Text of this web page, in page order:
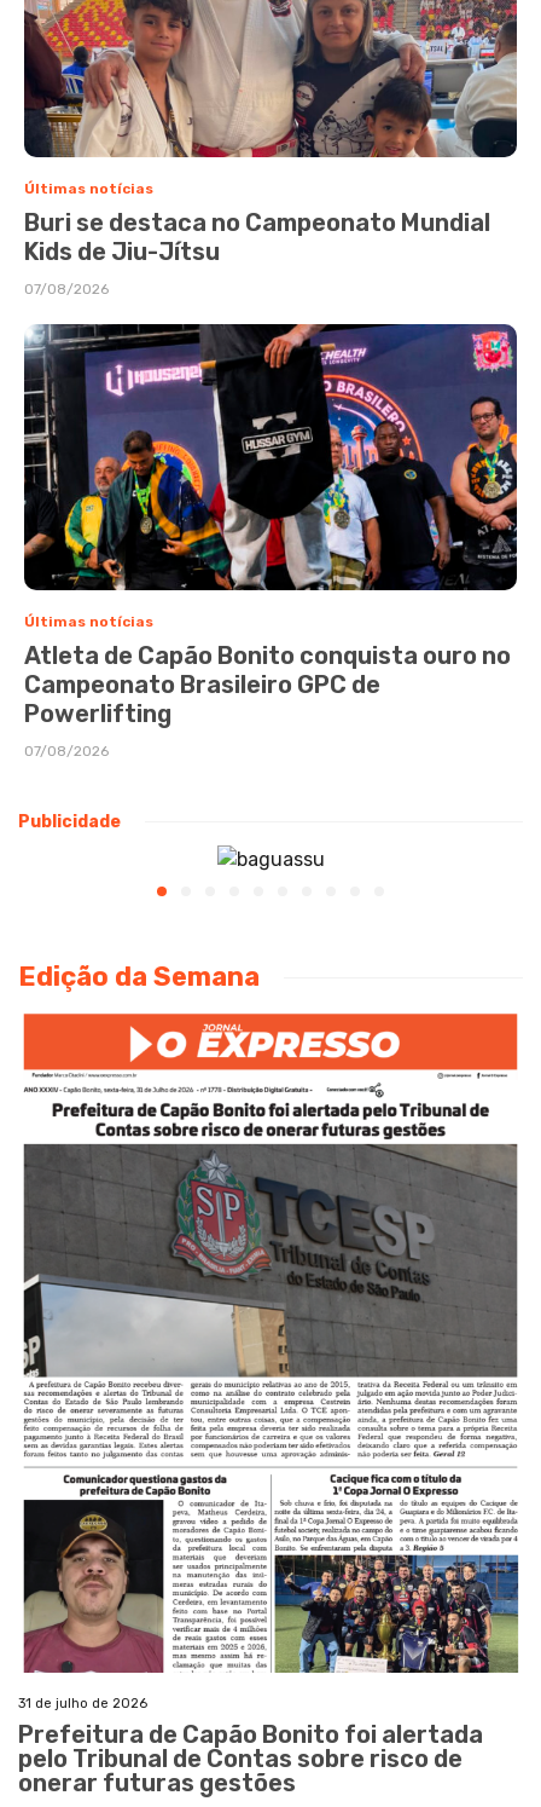
Últimas notícias
Buri se destaca no Campeonato Mundial
Kids de Jiu-Jítsu
07/08/2026
Últimas notícias
Atleta de Capão Bonito conquista ouro no
Campeonato Brasileiro GPC de
Powerlifting
07/08/2026
Publicidade
Edição da Semana
31 de julho de 2026
Prefeitura de Capão Bonito foi alertada
pelo Tribunal de Contas sobre risco de
onerar futuras gestões